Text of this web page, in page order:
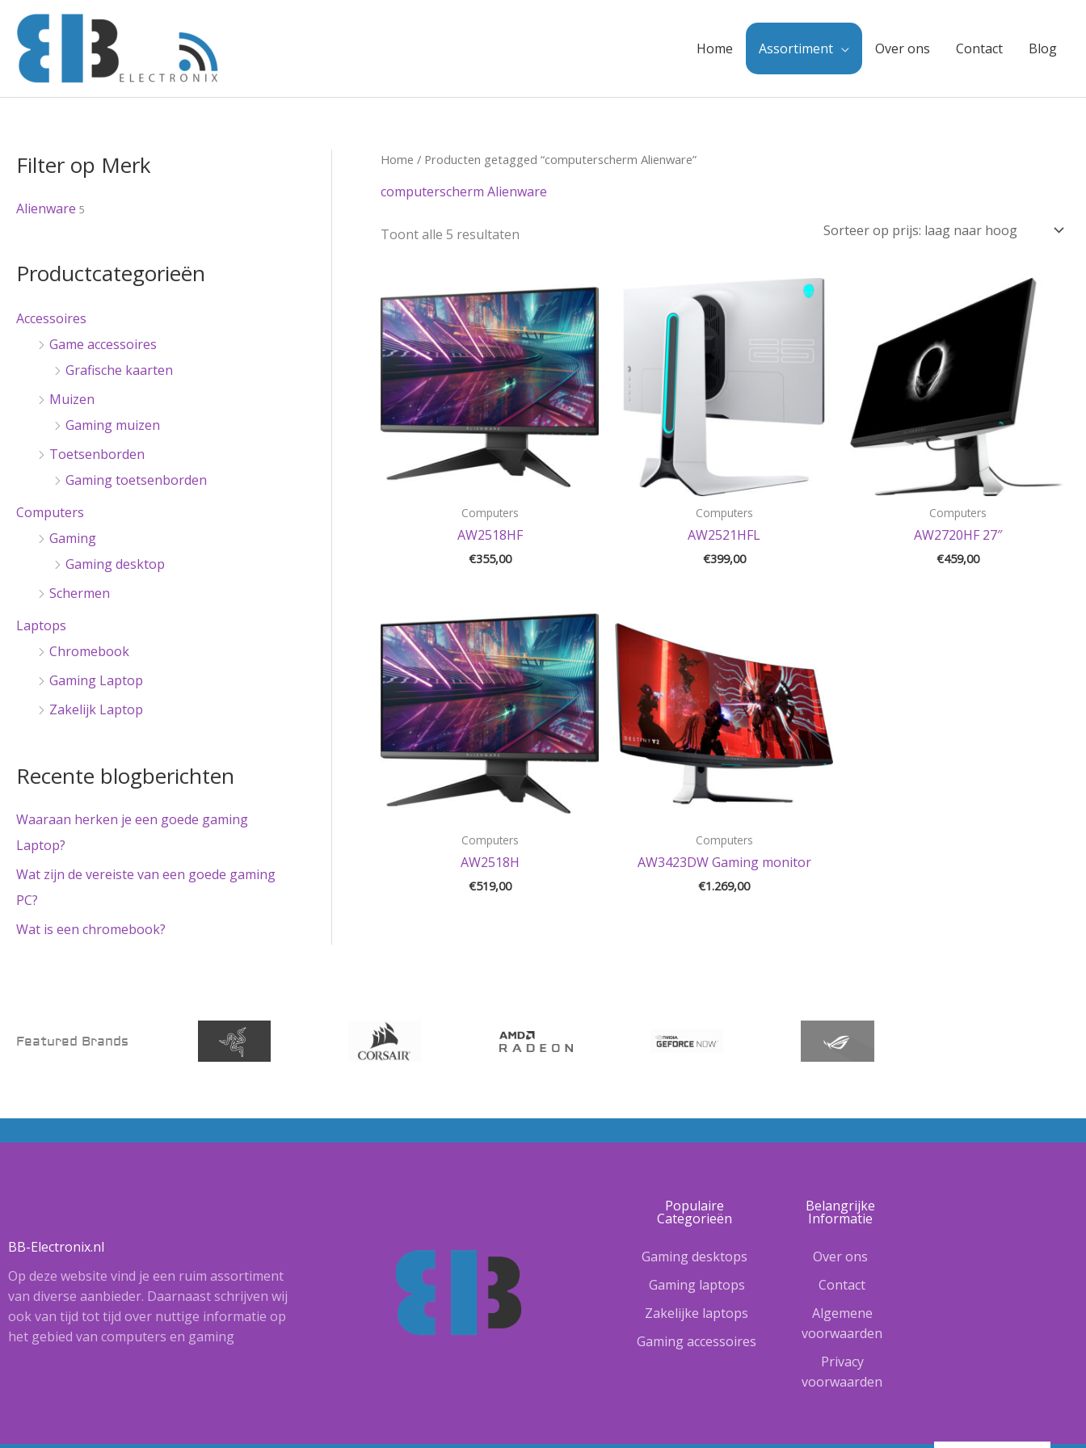
naar
inhoud
Home Assortiment Over ons Contact Blog
Filter op Merk
Alienware 5
Productcategorieën
Accessoires
Game accessoires
Grafische kaarten
Muizen
Gaming muizen
Toetsenborden
Gaming toetsenborden
Computers
Gaming
Gaming desktop
Schermen
Laptops
Chromebook
Gaming Laptop
Zakelijk Laptop
Recente blogberichten
Waaraan herken je een goede gaming
Laptop?
Wat zijn de vereiste van een goede gaming
PC?
Wat is een chromebook?
Home / Producten getagged “computerscherm Alienware”
computerscherm Alienware
Toont alle 5 resultaten
Gesorteerd
op
laag
Computers
AW2518HF
€355,00
Computers
AW2521HFL
€399,00
Computers
AW2720HF 27″
€459,00
Computers
AW2518H
€519,00
Computers
AW3423DW Gaming monitor
€1.269,00
Featured Brands
BB-Electronix.nl
Op deze website vind je een ruim assortiment
van diverse aanbieder. Daarnaast schrijven wij
ook van tijd tot tijd over nuttige informatie op
het gebied van computers en gaming
Populaire
Categorieën
Gaming desktops
Gaming laptops
Zakelijke laptops
Gaming accessoires
Belangrijke
Informatie
Over ons
Contact
Algemene
voorwaarden
Privacy
voorwaarden